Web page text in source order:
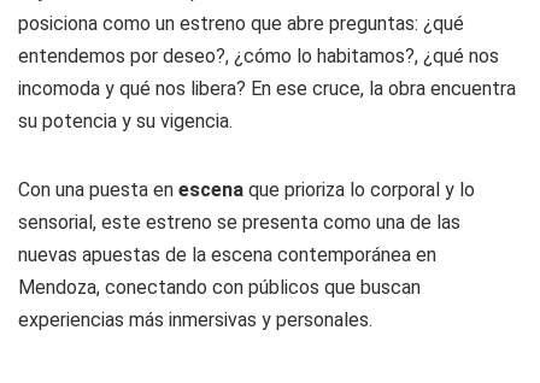
posiciona como un estreno que abre preguntas: ¿qué
entendemos por deseo?, ¿cómo lo habitamos?, ¿qué nos
incomoda y qué nos libera? En ese cruce, la obra encuentra
su potencia y su vigencia.
Con una puesta en escena que prioriza lo corporal y lo
sensorial, este estreno se presenta como una de las
nuevas apuestas de la escena contemporánea en
Mendoza, conectando con públicos que buscan
experiencias más inmersivas y personales.